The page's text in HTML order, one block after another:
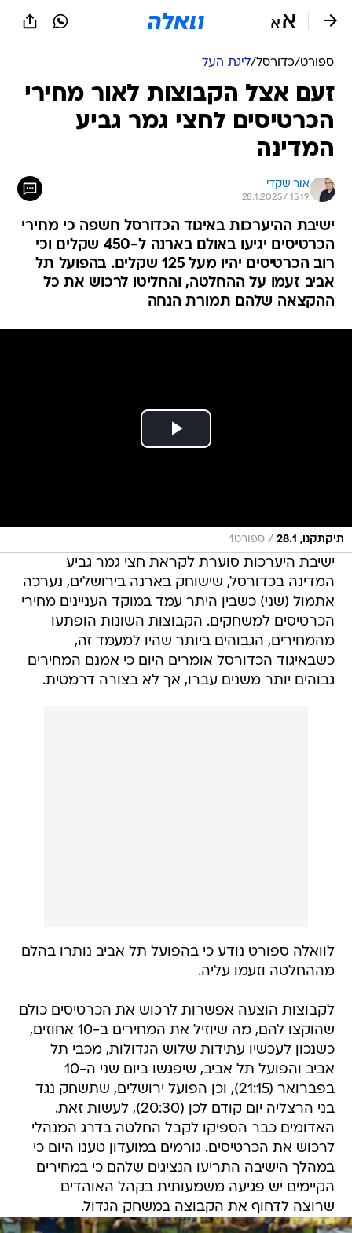
ספורט/כדורסל/ליגת העל
זעם אצל הקבוצות לאור מחירי
הכרטיסים לחצי גמר גביע
המדינה
אור שקדי
28.1.2025 / 15:19
ישיבת ההיערכות באיגוד הכדורסל חשפה כי מחירי
הכרטיסים יגיעו באולם בארנה ל-450 שקלים וכי
רוב הכרטיסים יהיו מעל 125 שקלים. בהפועל תל
אביב זעמו על ההחלטה, והחליטו לרכוש את כל
ההקצאה שלהם תמורת הנחה
תיקתקנו, 28.1 / ספורט1
ישיבת היערכות סוערת לקראת חצי גמר גביע
המדינה בכדורסל, שישוחק בארנה בירושלים, נערכה
אתמול (שני) כשבין היתר עמד במוקד העניינים מחירי
הכרטיסים למשחקים. הקבוצות השונות הופתעו
מהמחירים, הגבוהים ביותר שהיו למעמד זה,
כשבאיגוד הכדורסל אומרים היום כי אמנם המחירים
גבוהים יותר משנים עברו, אך לא בצורה דרמטית.
לוואלה ספורט נודע כי בהפועל תל אביב נותרו בהלם
מההחלטה וזעמו עליה.
לקבוצות הוצעה אפשרות לרכוש את הכרטיסים כולם
שהוקצו להם, מה שיוזיל את המחירים ב-10 אחוזים,
כשנכון לעכשיו עתידות שלוש הגדולות, מכבי תל
אביב והפועל תל אביב, שיפגשו ביום שני ה-10
בפברואר (21:15), וכן הפועל ירושלים, שתשחק נגד
בני הרצליה יום קודם לכן (20:30), לעשות זאת.
האדומים כבר הספיקו לקבל החלטה בדרג המנהלי
לרכוש את הכרטיסים. גורמים במועדון טענו היום כי
במהלך הישיבה התריעו הנציגים שלהם כי במחירים
הקיימים יש פגיעה משמעותית בקהל האוהדים
שרוצה לדחוף את הקבוצה במשחק הגדול.